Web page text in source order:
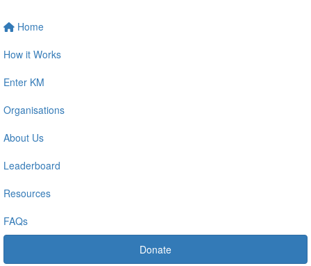
Home
How it Works
Enter KM
Organisations
About Us
Leaderboard
Resources
FAQs
Donate